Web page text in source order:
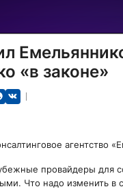
«в законе»
агентство
провайдеры для
Что надо изменить в